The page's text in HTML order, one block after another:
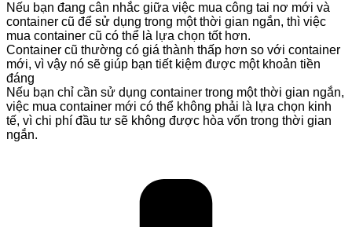
Nếu bạn đang cân nhắc giữa việc mua công tai nơ mới và
container cũ để sử dụng trong một thời gian ngắn, thì việc
mua container cũ có thể là lựa chọn tốt hơn.
Container cũ thường có giá thành thấp hơn so với container
mới, vì vậy nó sẽ giúp bạn tiết kiệm được một khoản tiền
đáng
Nếu bạn chỉ cần sử dụng container trong một thời gian ngắn,
việc mua container mới có thể không phải là lựa chọn kinh
tế, vì chi phí đầu tư sẽ không được hòa vốn trong thời gian
ngắn.